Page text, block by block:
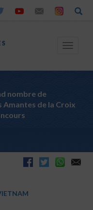
Toggle
nombre de
de la Croix